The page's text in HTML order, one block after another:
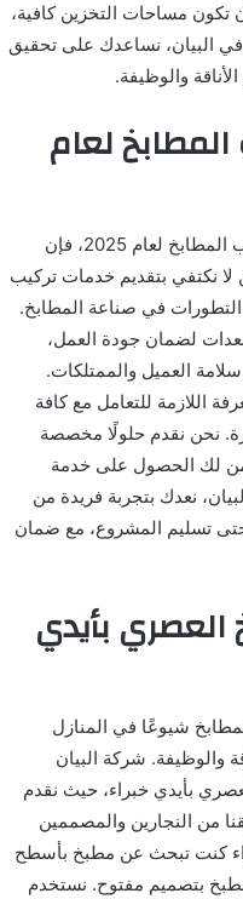
مساحات التخزين كافية،
في البيان، نساعدك على تحقيق
والوظيفة.
لعام
إذا كنت تبحث عن أفضل شركات تركيب المطابخ لعام 2025، فإن
لا نكتفي بتقديم خدمات تركيب
التطورات في صناعة المطابخ.
لضمان جودة العمل،
سلامة العميل والممتلكات.
اللازمة للتعامل مع كافة
نحن نقدم حلولًا مخصصة
لك الحصول على خدمة
نعدك بتجربة فريدة من
تسليم المشروع، مع ضمان
بأيدي
شيوعًا في المنازل
والوظيفة. شركة البيان
بأيدي خبراء، حيث نقدم
من النجارين والمصممين
كنت تبحث عن مطبخ بأسطح
مطبخ بتصميم مفتوح. نستخدم